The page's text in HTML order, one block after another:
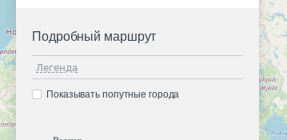
Подробный маршрут
Легенда
Показывать попутные города